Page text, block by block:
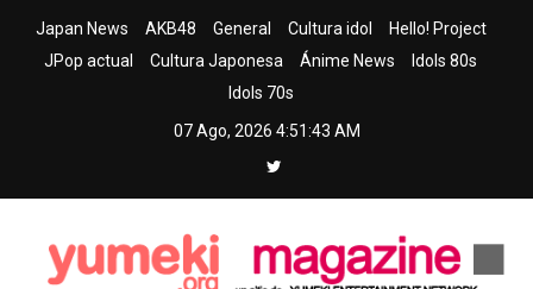
Japan News AKB48 General Cultura idol
Hello! Project
JPop actual
Cultura Japonesa Ánime News
Idols 80s
Idols 70s
07 Ago, 2026 4:51:44 AM